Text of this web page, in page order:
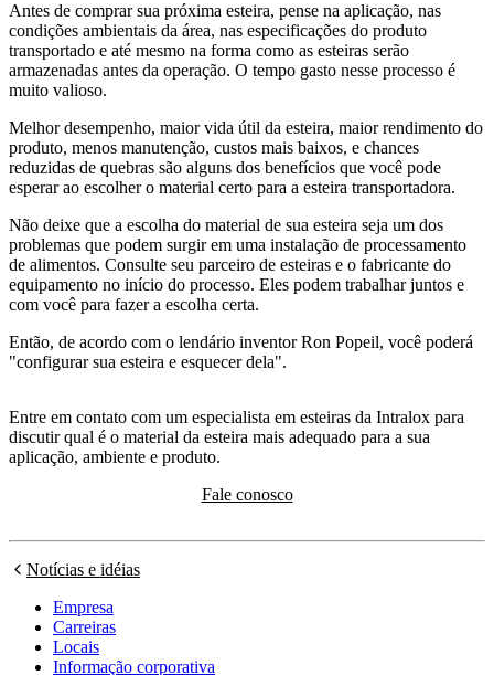
Antes de comprar sua próxima esteira, pense na aplicação, nas
condições ambientais da área, nas especificações do produto
transportado e até mesmo na forma como as esteiras serão
armazenadas antes da operação. O tempo gasto nesse processo é
muito valioso.
Melhor desempenho, maior vida útil da esteira, maior rendimento do
produto, menos manutenção, custos mais baixos, e chances
reduzidas de quebras são alguns dos benefícios que você pode
esperar ao escolher o material certo para a esteira transportadora.
Não deixe que a escolha do material de sua esteira seja um dos
problemas que podem surgir em uma instalação de processamento
de alimentos. Consulte seu parceiro de esteiras e o fabricante do
equipamento no início do processo. Eles podem trabalhar juntos e
com você para fazer a escolha certa.
Então, de acordo com o lendário inventor Ron Popeil, você poderá
"configurar sua esteira e esquecer dela".
Entre em contato com um especialista em esteiras da Intralox para
discutir qual é o material da esteira mais adequado para a sua
aplicação, ambiente e produto.
Fale conosco
Notícias e idéias
Empresa
Carreiras
Locais
Informação corporativa